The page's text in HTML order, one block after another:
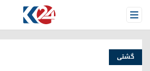
Open Menu
گشتی